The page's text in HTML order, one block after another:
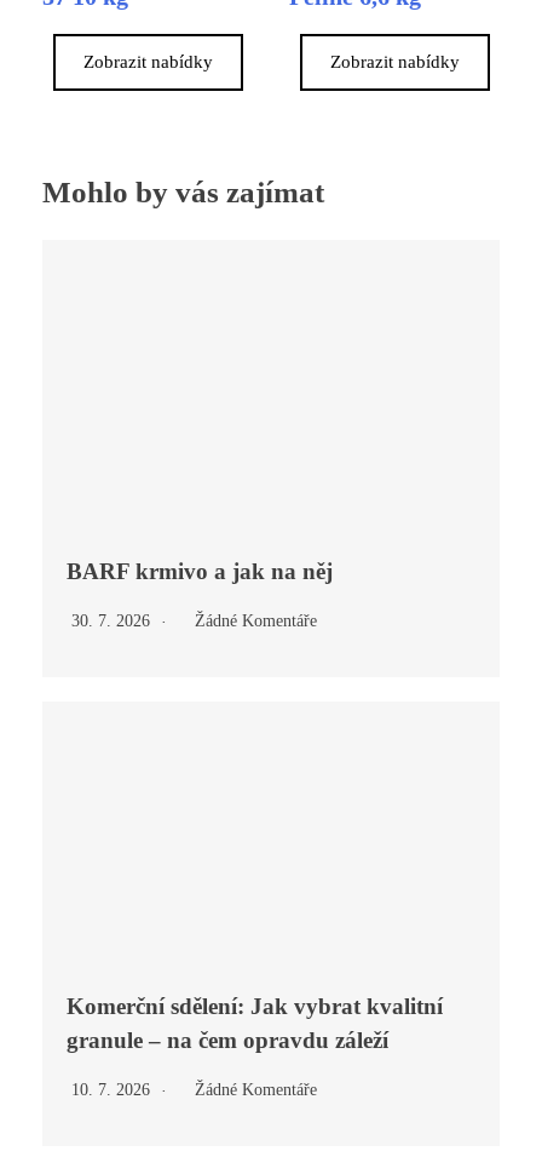
Zobrazit nabídky Zobrazit nabídky
Mohlo by vás zajímat
BARF krmivo a jak na něj
30. 7. 2026 Žádné Komentáře
Komerční sdělení: Jak vybrat kvalitní
granule – na čem opravdu záleží
10. 7. 2026 Žádné Komentáře